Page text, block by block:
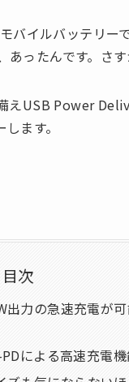
バイルバッテリ
ったんです。さす
えUSB Power
ます。
目次
力の急速充電が
による高速充電